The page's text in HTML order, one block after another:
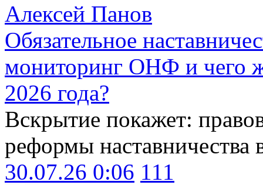
Алексей Панов
Обязательное
мониторинг ОНФ и чего
2026 года?
Вскрытие покажет:
реформы наставничества
30.07.26 0:06 111